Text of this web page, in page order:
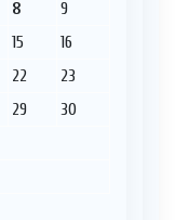
8
9
15
16
22
23
29
30